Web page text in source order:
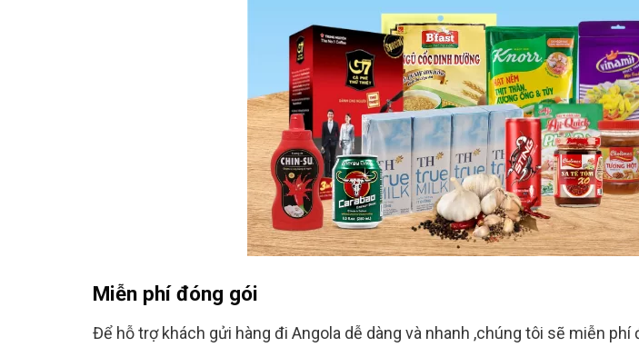
Miễn phí đóng gói
Để hỗ trợ khách gửi hàng đi Angola dễ dàng và nhanh ,chúng tôi sẽ miễn